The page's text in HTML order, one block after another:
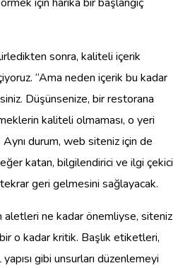
sonra, kaliteli içerik
“Ama neden içerik bu kadar
Düşünsenize, bir restorana
kaliteli olmaması, o yeri
durum, web siteniz için de
katan, bilgilendirici ve ilgi çekici
geri gelmesini sağlayacak.
aletleri ne kadar önemliyse, siteniz
o kadar kritik. Başlık etiketleri,
gibi unsurları düzenlemeyi